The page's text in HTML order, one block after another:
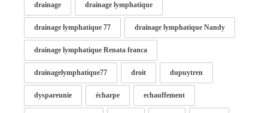
drainage drainage lymphatique
drainage lymphatique 77 drainage lymphatique Nandy
drainage lymphatique Renata franca
drainagelymphatique77 droit dupuytren
dyspareunie écharpe echauffement